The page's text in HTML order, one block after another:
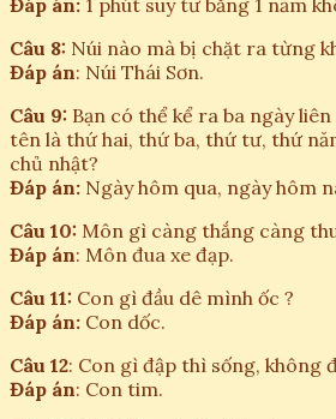
Đáp án: 1 phút suy tư bằng 1 năm
Câu 8: Núi nào mà bị chặt ra từng
Đáp án: Núi Thái Sơn.
Câu 9: Bạn có thể kể ra ba ngày
tên là thứ hai, thứ ba, thứ tư, thứ
chủ nhật?
Đáp án: Ngày hôm qua, ngày hôm
Câu 10: Môn gì càng thắng càng
Đáp án: Môn đua xe đạp.
Câu 11: Con gì đầu dê mình ốc ?
Đáp án: Con dốc.
Câu 12: Con gì đập thì sống, không
Đáp án: Con tim.